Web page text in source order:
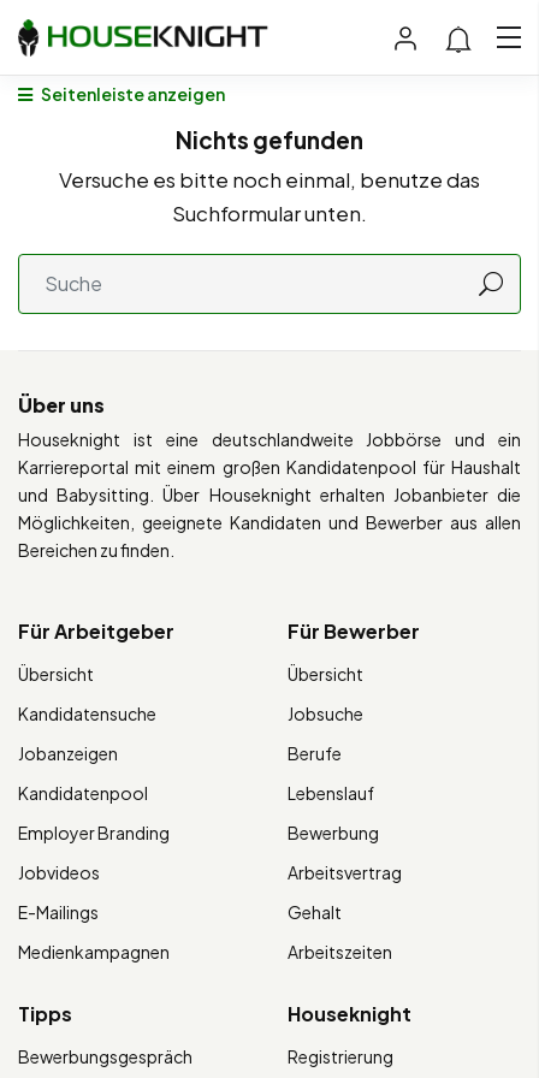
Seitenleiste anzeigen
Nichts gefunden
Versuche es bitte noch einmal, benutze das
Suchformular unten.
Über uns
Houseknight ist eine deutschlandweite Jobbörse und ein
Karriereportal mit einem großen Kandidatenpool für Haushalt
und Babysitting. Über Houseknight erhalten Jobanbieter die
Möglichkeiten, geeignete Kandidaten und Bewerber aus allen
Bereichen zu finden.
Für Arbeitgeber
Übersicht
Kandidatensuche
Jobanzeigen
Kandidatenpool
Employer Branding
Jobvideos
E-Mailings
Medienkampagnen
Für Bewerber
Übersicht
Jobsuche
Berufe
Lebenslauf
Bewerbung
Arbeitsvertrag
Gehalt
Arbeitszeiten
Tipps
Bewerbungsgespräch
Houseknight
Registrierung